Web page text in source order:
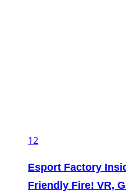
12
Esport Factory
Friendly Fire! VR,